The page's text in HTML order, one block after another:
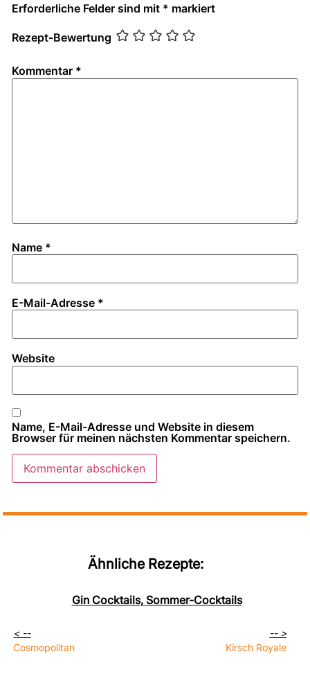
Erforderliche Felder sind mit * markiert
Rezept-Bewertung
Kommentar *
Name *
E-Mail-Adresse *
Website
Name, E-Mail-Adresse und Website in diesem
Browser für meinen nächsten Kommentar speichern.
Ähnliche Rezepte:
Gin Cocktails, Sommer-Cocktails
< --
Cosmopolitan
-- >
Kirsch Royale